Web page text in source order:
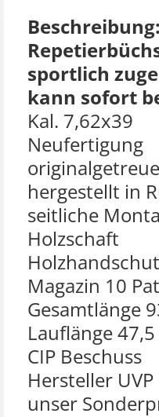
sportlich
kann sofort
Kal. 7,62x39
Neufertigung
hergestellt in
seitliche
Holzschaft
Magazin 10
Gesamtlänge
Lauflänge
CIP Beschuss
Hersteller
unser